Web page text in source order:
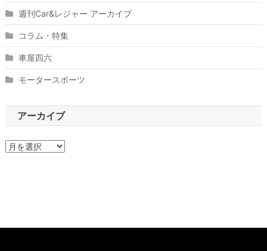
週刊Car&レジャー アーカイブ
コラム・特集
車屋四六
モータースポーツ
アーカイブ
ア